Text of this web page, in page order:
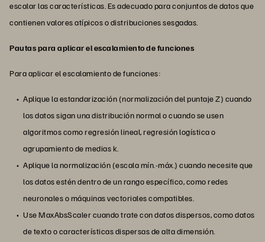
escalar las características. Es adecuado para conjuntos de datos que
contienen valores atípicos o distribuciones sesgadas.
Pautas para aplicar el escalamiento de funciones
Para aplicar el escalamiento de funciones:
Aplique la estandarización (normalización del puntaje Z) cuando
los datos sigan una distribución normal o cuando se usen
algoritmos como regresión lineal, regresión logística o
agrupamiento de medias k.
Aplique la normalización (escala mín.-máx.) cuando necesite que
los datos estén dentro de un rango específico, como redes
neuronales o máquinas vectoriales compatibles.
Use MaxAbsScaler cuando trate con datos dispersos, como datos
de texto o características dispersas de alta dimensión.